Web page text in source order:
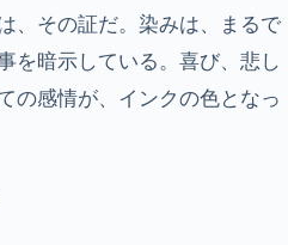
、その証だ。染みは、まるで
を暗示している。喜び、悲し
の感情が、インクの色となっ